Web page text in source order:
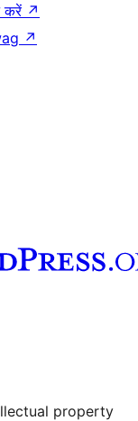
करें ↗
↗
property